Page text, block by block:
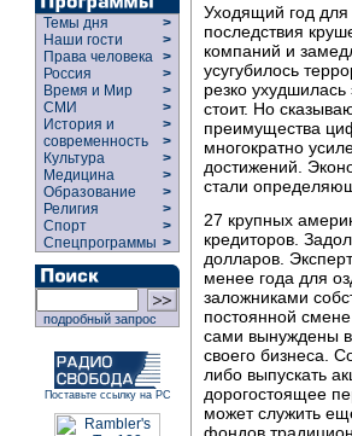
Темы дня
>
Наши гости
>
Права человека >
Россия
>
Время и Мир
>
СМИ
>
История и
современность
>
>
Культура
>
Медицина
>
Образование
>
Религия
>
Спорт
>
Спецпрограммы >
подробный запрос
Поставьте ссылку на РС
Уходящий год
последствия
компаний и
усугубилось
резко
стоит. Но
преимущества
многократно
достижений.
стали
27 крупных
кредиторов.
долларов.
менее года для
заложниками
постоянной
сами вынуждены
своего бизнеса.
либо выпускать
дорогостоящее
может служить
фондов